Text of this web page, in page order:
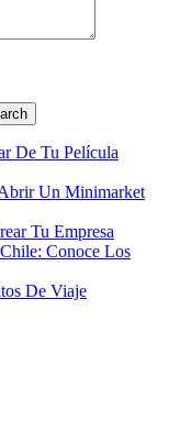
De Tu Película
Un Minimarket
Tu Empresa
Conoce Los
De Viaje